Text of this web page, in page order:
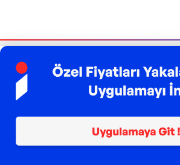
Bizi Takip Edin